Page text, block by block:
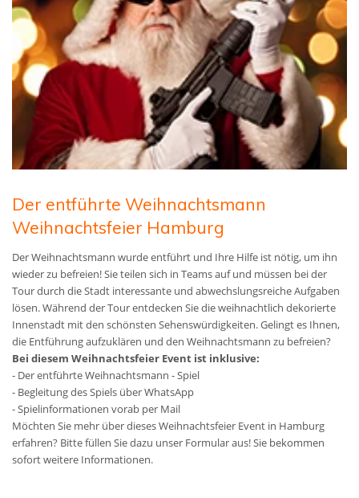
Der entführte Weihnachtsmann
Weihnachtsfeier Hamburg
Der Weihnachtsmann wurde entführt und Ihre Hilfe ist nötig, um ihn
wieder zu befreien! Sie teilen sich in Teams auf und müssen bei der
Tour durch die Stadt interessante und abwechslungsreiche Aufgaben
lösen. Während der Tour entdecken Sie die weihnachtlich dekorierte
Innenstadt mit den schönsten Sehenswürdigkeiten. Gelingt es Ihnen,
die Entführung aufzuklären und den Weihnachtsmann zu befreien?
Bei diesem Weihnachtsfeier Event ist inklusive:
- Der entführte Weihnachtsmann - Spiel
- Begleitung des Spiels über WhatsApp
- Spielinformationen vorab per Mail
Möchten Sie mehr über dieses Weihnachtsfeier Event in Hamburg
erfahren? Bitte füllen Sie dazu unser Formular aus! Sie bekommen
sofort weitere Informationen.